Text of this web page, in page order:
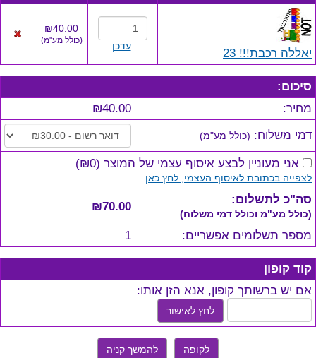
יאללה רכבת!!! 23
עדכן
₪40.00
(כולל מע"מ)
סיכום:
מחיר:
₪40.00
דמי משלוח: (כולל מע"מ)
אני מעוניין לבצע איסוף עצמי של המוצר (
₪0
)
לצפייה בכתובת לאיסוף העצמי, לחץ כאן
סה"כ לתשלום:
(כולל מע"מ וכולל דמי משלוח)
₪70.00
מספר תשלומים אפשריים: 1
קוד קופון
אם יש ברשותך קופון, אנא הזן אותו:
לחץ לאישור
לקופה להמשך קניה